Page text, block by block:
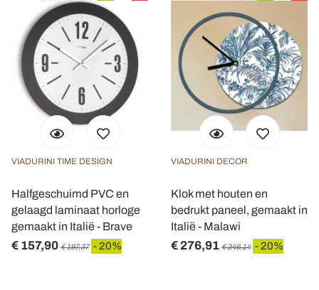
VIADURINI TIME DESIGN
Halfgeschuimd PVC en
gelaagd laminaat horloge
gemaakt in Italië - Brave
€ 157,90 € 197,37 - 20%
VIADURINI DECOR
Klok met houten en
bedrukt paneel, gemaakt in
Italië - Malawi
€ 276,91 € 346,14 - 20%